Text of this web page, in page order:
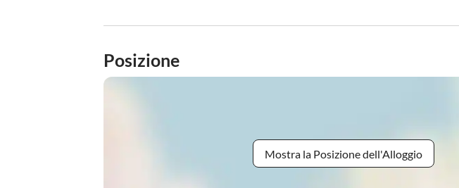
Posizione
Mostra la Posizione dell'Alloggio